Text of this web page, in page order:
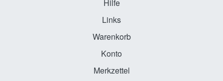
Hilfe
Links
Warenkorb
Konto
Merkzettel